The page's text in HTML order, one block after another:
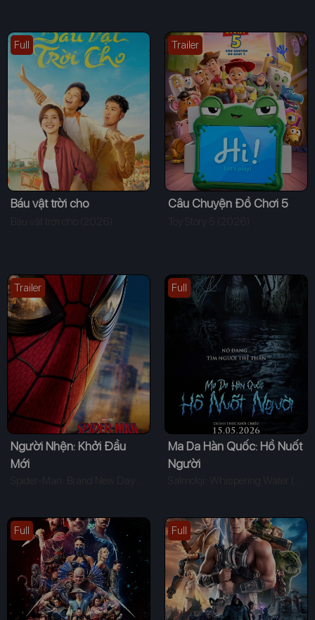
Full
Báu vật trời cho
Trailer
Câu Chuyện Đồ Chơi 5
Trailer
Người Nhện: Khởi Đầu
Mới
Full
Ma Da Hàn Quốc: Hồ Nuốt
Người
Full Full